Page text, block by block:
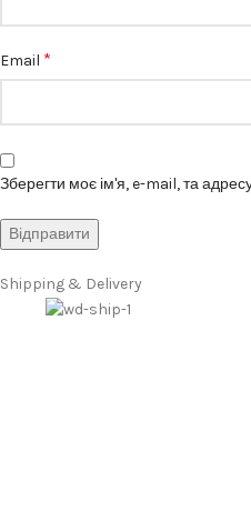
Email *
Зберегти моє ім'я, e-mail, та
Shipping & Delivery